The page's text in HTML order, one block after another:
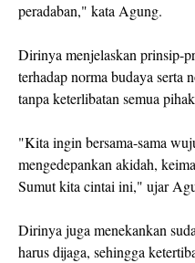
peradaban," kata Agung.
Dirinya menjelaskan prinsip-
terhadap norma budaya serta
tanpa keterlibatan semua
"Kita ingin bersama-sama
mengedepankan akidah,
Sumut kita cintai ini," ujar
Dirinya juga menekankan
harus dijaga, sehingga